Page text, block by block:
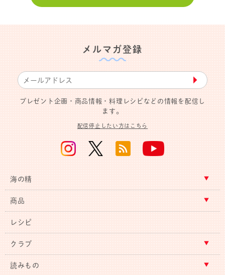
メルマガ登録
▶︎
プレゼント企画・商品情報・料理レシピなどの情報を配信し
ます。
配信停止したい方はこちら
海の精
商品
レシピ
クラブ
読みもの